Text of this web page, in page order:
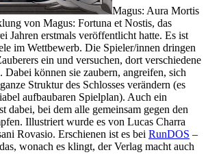
Magus: Aura Mortis
von Magus: Fortuna et Nostis, das
Jahren erstmals veröffentlicht hatte. Es ist
im Wettbewerb. Die Spieler/innen dringen
ein und versuchen, dort verschiedene
können sie zaubern, angreifen, sich
Struktur des Schlosses verändern (es
aufbaubaren Spielplan). Auch ein
dabei, bei dem alle gemeinsam gegen den
Illustriert wurde es von Lucas Charra
Rovasio. Erschienen ist es bei RunDOS –
wonach es klingt, der Verlag macht auch